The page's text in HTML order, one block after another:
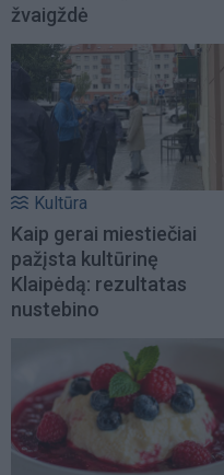
žvaigždė
Kultūra
Kaip gerai miestiečiai
pažįsta kultūrinę
Klaipėdą: rezultatas
nustebino